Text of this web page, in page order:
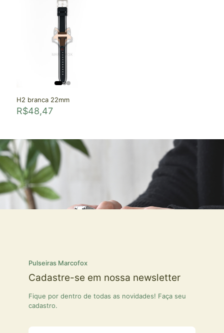
H2 branca 22mm
R$48,47
Pulseiras Marcofox
Cadastre-se em nossa newsletter
Fique por dentro de todas as novidades! Faça seu
cadastro.